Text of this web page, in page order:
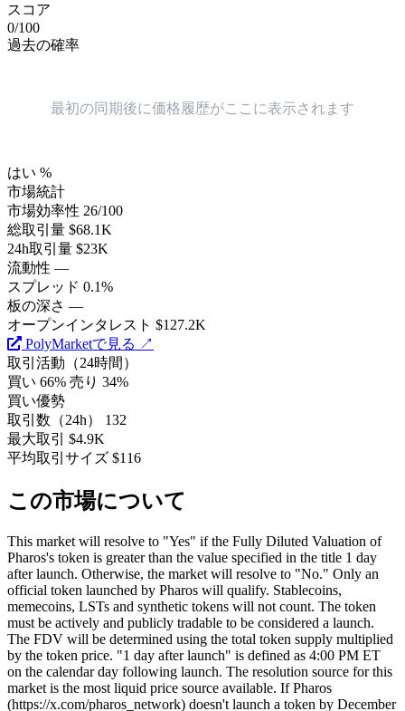
スコア
0/100
過去の確率
最初の同期後に価格履歴がここに表示されます
はい %
市場統計
市場効率性 26/100
総取引量 $68.1K
24h取引量 $23K
流動性 —
スプレッド 0.1%
板の深さ —
オープンインタレスト $127.2K
PolyMarketで見る ↗
取引活動（24時間）
買い 66% 売り 34%
買い優勢
取引数（24h）
132
最大取引
$4.9K
平均取引サイズ $116
この市場について
This market will resolve to "Yes" if the Fully Diluted Valuation of
Pharos's token is greater than the value specified in the title 1 day
after launch. Otherwise, the market will resolve to "No." Only an
official token launched by Pharos will qualify. Stablecoins,
memecoins, LSTs and synthetic tokens will not count. The token
must be actively and publicly tradable to be considered a launch.
The FDV will be determined using the total token supply multiplied
by the token price. "1 day after launch" is defined as 4:00 PM ET
on the calendar day following launch. The resolution source for this
market is the most liquid price source available. If Pharos
(https://x.com/pharos_network) doesn't launch a token by December